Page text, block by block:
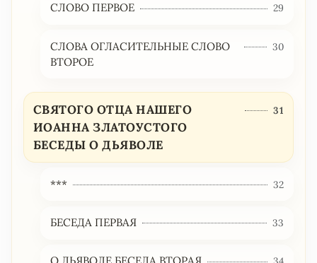
СЛОВО ПЕРВОЕ 29
СЛОВА ОГЛАСИТЕЛЬНЫЕ СЛОВО
ВТОРОЕ
30
СВЯТОГО ОТЦА НАШЕГО
ИОАННА ЗЛАТОУСТОГО
БЕСЕДЫ О ДЬЯВОЛЕ
31
*** 32
БЕСЕДА ПЕРВАЯ 33